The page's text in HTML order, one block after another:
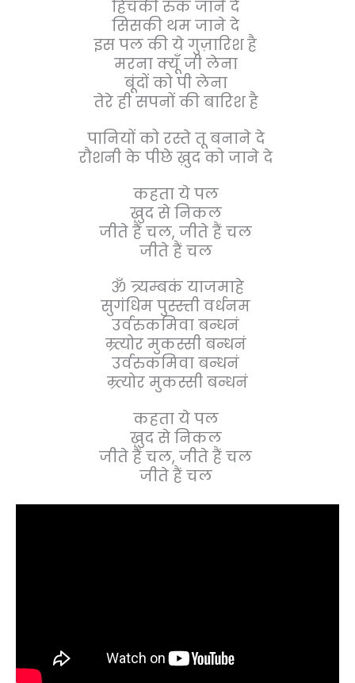
हिचकी रुक जाने दे
सिसकी थम जाने दे
इस पल की ये गुज़ारिश है
मरना क्यूँ जी लेना
बूंदों को पी लेना
तेरे ही सपनों की बारिश है
पानियों को रस्ते तू बनाने दे
रौशनी के पीछे ख़ुद को जाने दे
कहता ये पल
ख़ुद से निकल
जीते हैं चल, जीते हैं चल
जीते हैं चल
ॐ त्र्यम्बकं याजमाहे
सुगंधिम पुस्स्त्ती वर्धनम
उर्वरुकमिवा बन्धनं
म्र्त्योर मुकस्सी बन्धनं
उर्वरुकमिवा बन्धनं
म्र्त्योर मुकस्सी बन्धनं
कहता ये पल
ख़ुद से निकल
जीते हैं चल, जीते हैं चल
जीते हैं चल